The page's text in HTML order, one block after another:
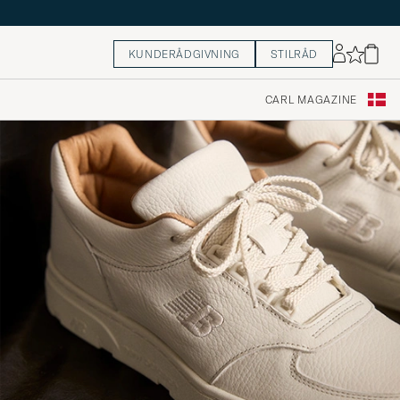
KUNDERÅDGIVNING STILRÅD
CARL MAGAZINE